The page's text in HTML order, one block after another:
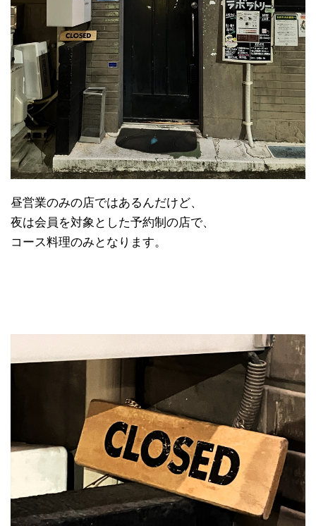
昼営業のみの店ではあるんだけど、
夜は会員を対象とした予約制の店で、
コース料理のみとなります。